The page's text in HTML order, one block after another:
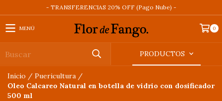
- TRANSFERENCIAS 20% OFF (Pago Nube) -
MENÚ 0
PRODUCTOS
Inicio / Puericultura /
Oleo Calcareo Natural en botella de vidrio con dosificador
500 ml